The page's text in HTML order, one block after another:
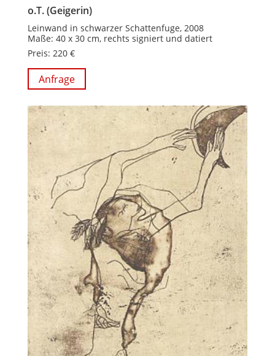
o.T. (Geigerin)
Leinwand in schwarzer Schattenfuge, 2008
Maße: 40 x 30 cm, rechts signiert und datiert
Preis: 220 €
Anfrage